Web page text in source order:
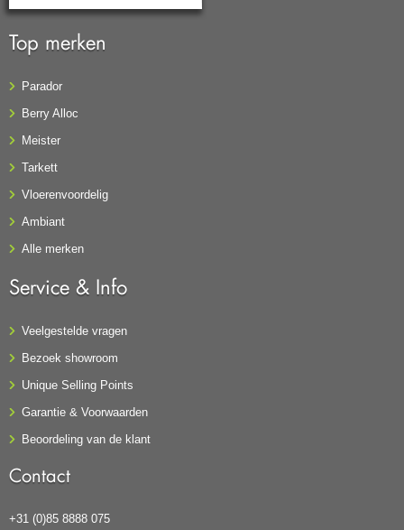
Top merken
Parador
Berry Alloc
Meister
Tarkett
Vloerenvoordelig
Ambiant
Alle merken
Service & Info
Veelgestelde vragen
Bezoek showroom
Unique Selling Points
Garantie & Voorwaarden
Beoordeling van de klant
Contact
+31 (0)85 8888 075